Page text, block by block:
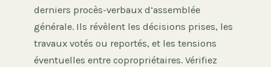
derniers procès-verbaux d’assemblée
générale. Ils révèlent les décisions prises, les
travaux votés ou reportés, et les tensions
éventuelles entre copropriétaires. Vérifiez